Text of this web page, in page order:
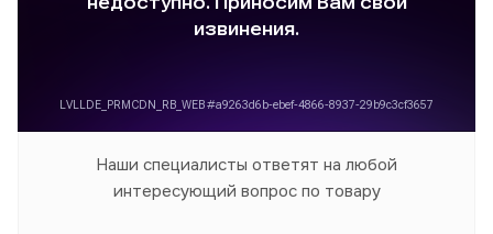
Наши специалисты ответят на любой
интересующий вопрос по товару